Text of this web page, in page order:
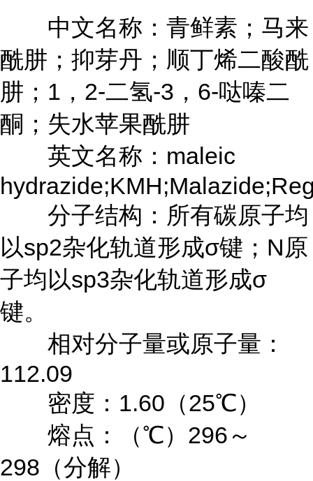
中文名称：青鲜素；马来
酰肼；抑芽丹；顺丁烯二酸酰
肼；1，2-二氢-3，6-哒嗪二
酮；失水苹果酰肼
英文名称：maleic
分子结构：所有碳原子均
以sp2杂化轨道形成σ键；N原
子均以sp3杂化轨道形成σ
键。
相对分子量或原子量：
112.09
密度：1.60（25℃）
熔点：（℃）296～
298（分解）